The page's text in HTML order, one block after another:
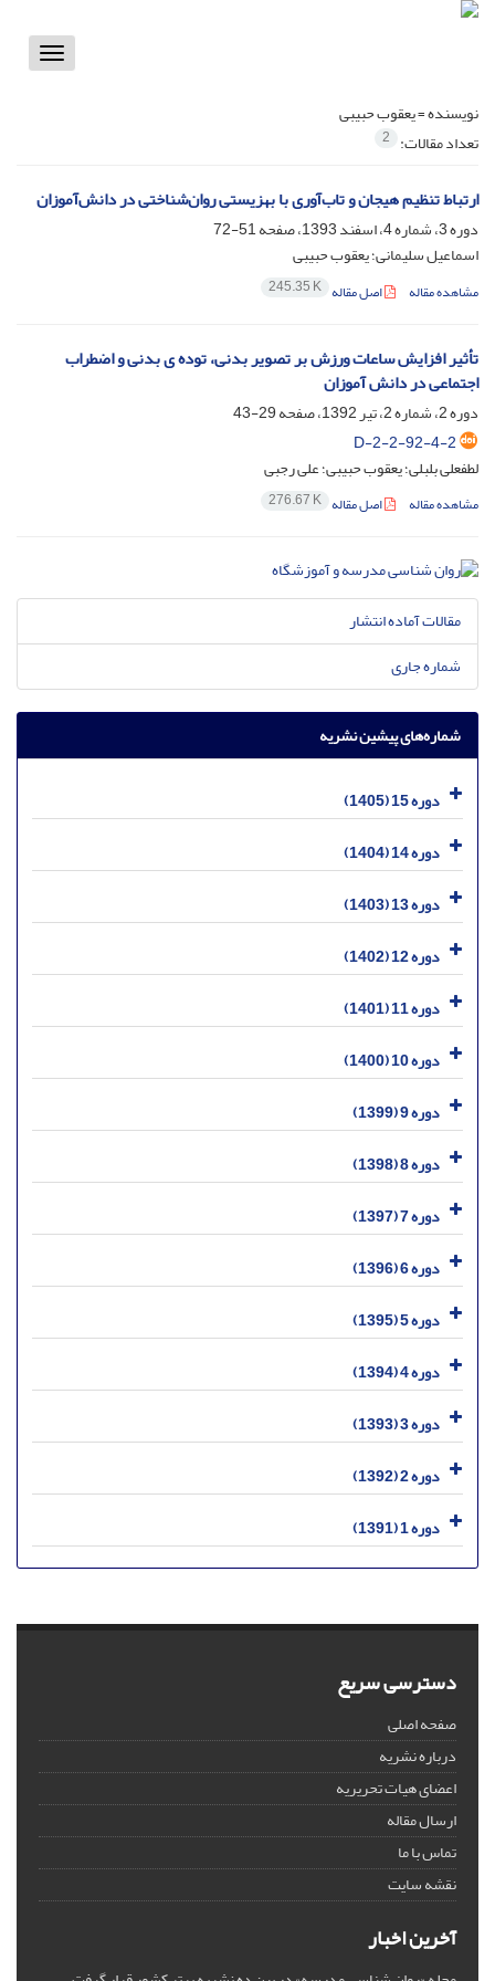
Toggle
نویسنده =یعقوب حبیبی
تعداد مقالات: 2
ارتباط تنظیم هیجان و تاب‌آوری با بهزیستی روان‌شناختی در دانش‌آموزان
دوره 3، شماره 4، اسفند 1393، صفحه
51-72
اسماعیل سلیمانی؛ یعقوب حبیبی
مشاهده مقاله اصل مقاله 245.35 K
تأثیر افزایش ساعات ورزش بر تصویر بدنی، توده ی بدنی و اضطراب
اجتماعی در دانش آموزان
دوره 2، شماره 2، تیر 1392، صفحه
29-43
D-2-2-92-4-2
لطفعلی بلبلی؛ یعقوب حبیبی؛ علی رجبی
مشاهده مقاله اصل مقاله 276.67 K
مقالات آماده انتشار
شماره جاری
شماره‌های پیشین نشریه
دوره 15 (1405)
دوره 14 (1404)
دوره 13 (1403)
دوره 12 (1402)
دوره 11 (1401)
دوره 10 (1400)
دوره 9 (1399)
دوره 8 (1398)
دوره 7 (1397)
دوره 6 (1396)
دوره 5 (1395)
دوره 4 (1394)
دوره 3 (1393)
دوره 2 (1392)
دوره 1 (1391)
دسترسی سریع
صفحه اصلی
درباره نشریه
اعضای هیات تحریریه
ارسال مقاله
تماس با ما
نقشه سایت
آخرین اخبار